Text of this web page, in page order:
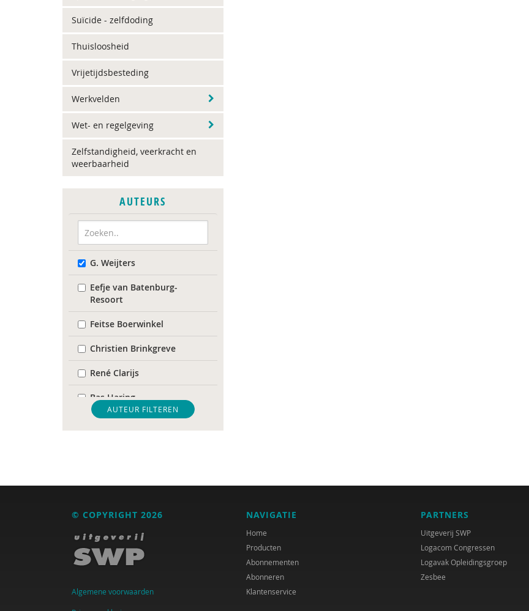
Suïcide - zelfdoding
Thuisloosheid
Vrijetijdsbesteding
Werkvelden
Wet- en regelgeving
Zelfstandigheid, veerkracht en
weerbaarheid
AUTEURS
G. Weijters
Eefje van Batenburg-
Resoort
Feitse Boerwinkel
Christien Brinkgreve
René Clarijs
Bas Haring
Maarten van der Linde
Jan Steyaert
Rini Tak
AUTEUR FILTEREN
© COPYRIGHT 2026
Algemene voorwaarden
NAVIGATIE
Home
Producten
Abonnementen
Abonneren
Klantenservice
PARTNERS
Uitgeverij SWP
Logacom Congressen
Logavak Opleidingsgroep
Zesbee